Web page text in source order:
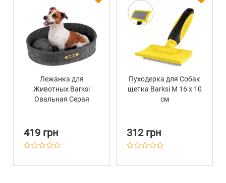
Лежанка для
Животных Barksi
Овальная Серая
419 грн
Пуходерка для Собак
щетка Barksi M 16 х 10
см
312 грн